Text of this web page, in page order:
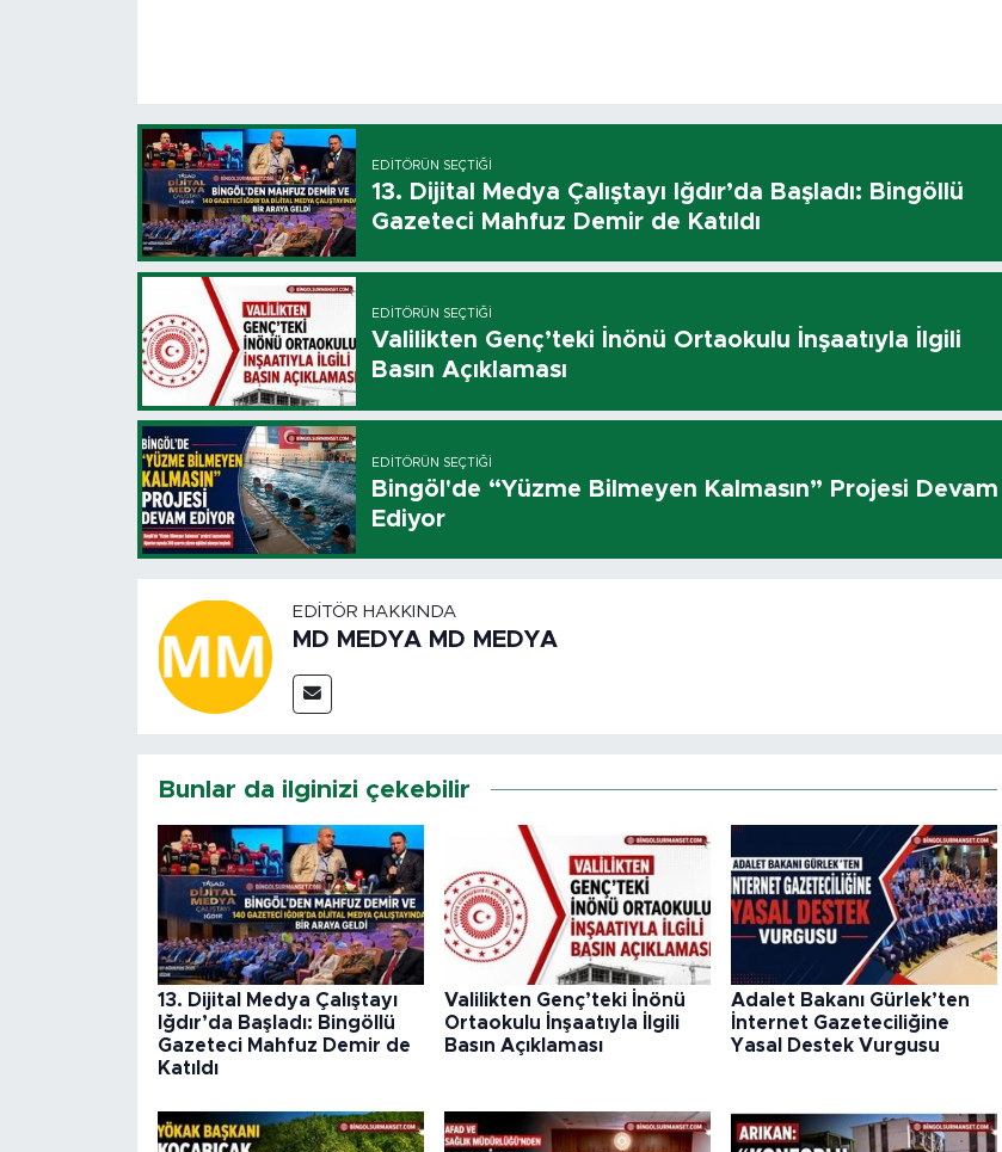
EDITÖRÜN SEÇTIĞI
13. Dijital Medya Çalıştayı Iğdır’da Başladı: Bingöllü
Gazeteci Mahfuz Demir de Katıldı
EDITÖRÜN SEÇTIĞI
Valilikten Genç’teki İnönü Ortaokulu İnşaatıyla İlgili
Basın Açıklaması
EDITÖRÜN SEÇTIĞI
Bingöl'de “Yüzme Bilmeyen Kalmasın” Projesi Devam
Ediyor
EDITÖR HAKKINDA
MD MEDYA MD MEDYA
Bunlar da ilginizi çekebilir
13. Dijital Medya Çalıştayı
Iğdır’da Başladı: Bingöllü
Gazeteci Mahfuz Demir de
Katıldı
Valilikten Genç’teki İnönü
Ortaokulu İnşaatıyla İlgili
Basın Açıklaması
Adalet Bakanı Gürlek’ten
İnternet Gazeteciliğine
Yasal Destek Vurgusu